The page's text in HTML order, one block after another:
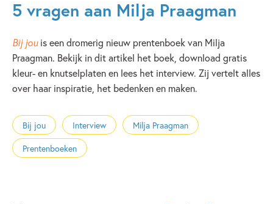
5 vragen aan Milja Praagman
Bij jouis een dromerig nieuw prentenboek van Milja
Praagman. Bekijk in dit artikel het boek, download gratis
kleur- en knutselplaten en lees het interview. Zij vertelt alles
over haar inspiratie, het bedenken en maken.
Bij jou Interview
Milja Praagman
Prentenboeken